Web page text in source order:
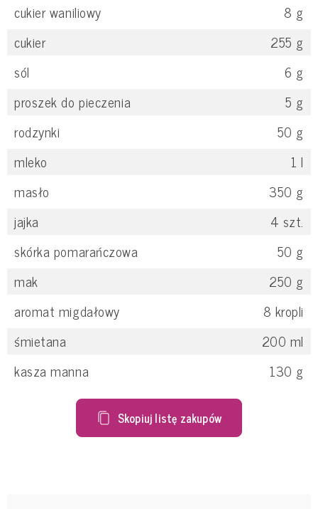
cukier waniliowy
8 g
cukier
255 g
sól
6 g
proszek do pieczenia
5 g
rodzynki
50 g
mleko
1 l
masło
350 g
jajka
4 szt.
skórka pomarańczowa
50 g
mak
250 g
aromat migdałowy
8 kropli
śmietana
200 ml
kasza manna
130 g
Skopiuj listę zakupów